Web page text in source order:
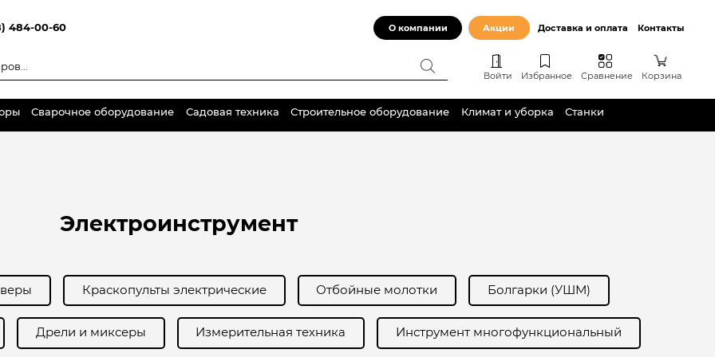
484-00-60 О компании Акции Доставка и оплата Контакты
Войти Избранное Сравнение Корзина
Сварочное оборудование Садовая техника Строительное оборудование Климат и уборка Станки
Электроинструмент
Краскопульты электрические Отбойные молотки Болгарки (УШМ)
Дрели и миксеры Измерительная техника Инструмент многофункциональный